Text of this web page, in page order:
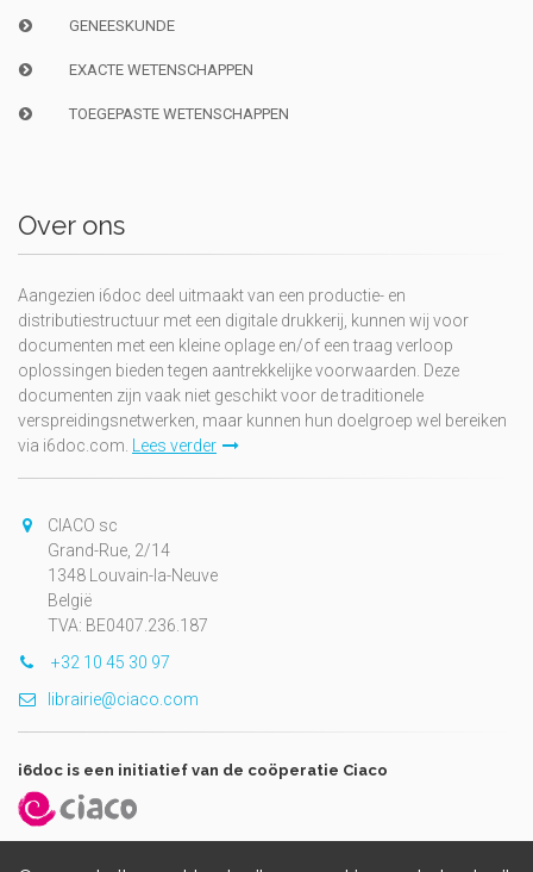
GENEESKUNDE
EXACTE WETENSCHAPPEN
TOEGEPASTE WETENSCHAPPEN
Over ons
Aangezien i6doc deel uitmaakt van een productie- en
distributiestructuur met een digitale drukkerij, kunnen wij voor
documenten met een kleine oplage en/of een traag verloop
oplossingen bieden tegen aantrekkelijke voorwaarden. Deze
documenten zijn vaak niet geschikt voor de traditionele
verspreidingsnetwerken, maar kunnen hun doelgroep wel bereiken
via i6doc.com. Lees verder
CIACO sc
Grand-Rue, 2/14
1348 Louvain-la-Neuve
België
TVA: BE0407.236.187
+32 10 45 30 97
librairie@ciaco.com
i6doc is een initiatief van de coöperatie Ciaco